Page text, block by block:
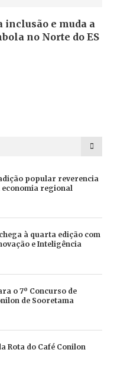
inclusão e muda a
no Norte do ES
popular reverencia
regional
à quarta edição com
e Inteligência
o 7º Concurso de
de Sooretama
Rota do Café Conilon